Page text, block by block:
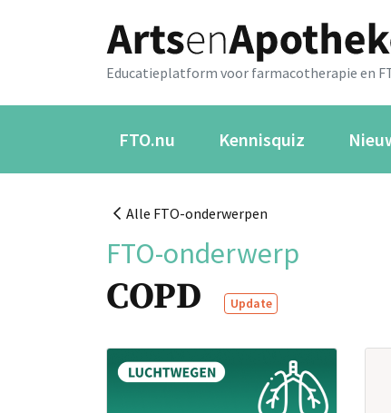
Educatieplatform voor farmacotherapie en
FTO.nu Kennisquiz
Alle FTO-onderwerpen
FTO-onderwerp
COPD Update